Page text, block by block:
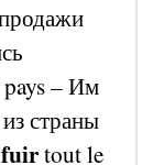
–Им
страны
fuirtout le